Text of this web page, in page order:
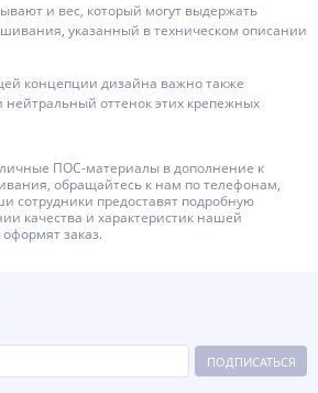
и вес, который могут выдержать
указанный в техническом описании
концепции дизайна важно также
оттенок этих крепежных
ПОС-материалы в дополнение к
обращайтесь к нам по телефонам,
сотрудники предоставят подробную
качества и характеристик нашей
заказ.
ПОДПИСАТЬСЯ